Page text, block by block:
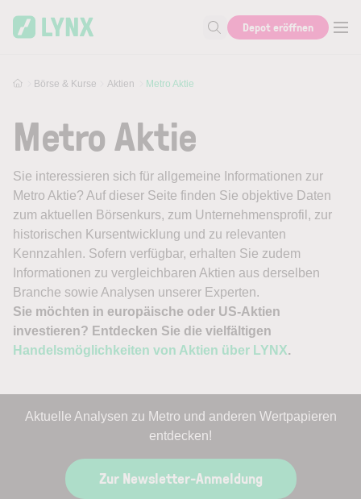
Suche nach Aktie, Autor...
Depot eröffnen
Börse & Kurse Aktien Metro Aktie
Metro Aktie
Sie interessieren sich für allgemeine Informationen zur
Metro Aktie? Auf dieser Seite finden Sie objektive Daten
zum aktuellen Börsenkurs, zum Unternehmensprofil, zur
historischen Kursentwicklung und zu relevanten
Kennzahlen. Sofern verfügbar, erhalten Sie zudem
Informationen zu vergleichbaren Aktien aus derselben
Branche sowie Analysen unserer Experten.
Sie möchten in europäische oder US-Aktien
investieren? Entdecken Sie die vielfältigen
Handelsmöglichkeiten von Aktien über LYNX.
Aktuelle Analysen zu Metro und anderen Wertpapieren
entdecken!
Zur Newsletter-Anmeldung